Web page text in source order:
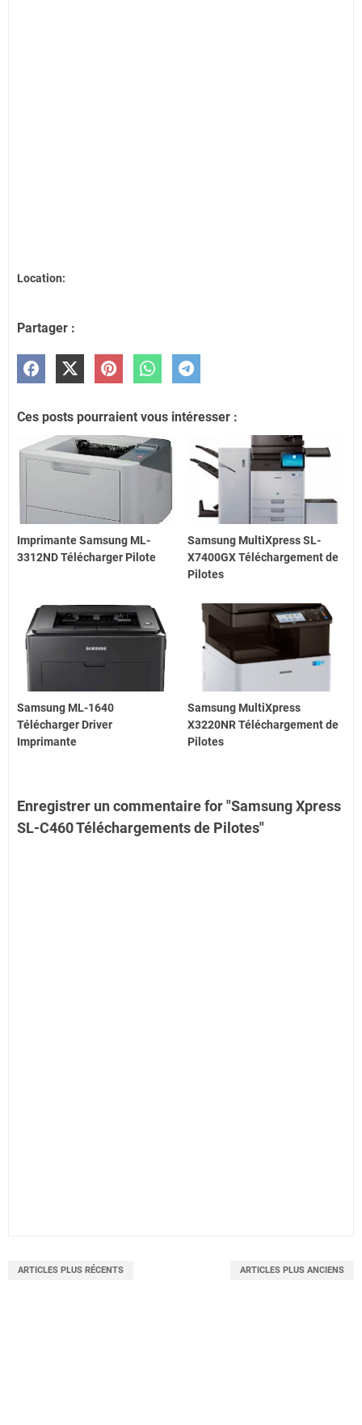
Location:
Partager :
Ces posts pourraient vous intéresser :
Imprimante Samsung ML-
3312ND Télécharger Pilote
Samsung MultiXpress SL-
X7400GX Téléchargement de
Pilotes
Samsung ML-1640
Télécharger Driver
Imprimante
Samsung MultiXpress
X3220NR Téléchargement de
Pilotes
Enregistrer un commentaire for "Samsung Xpress
SL-C460 Téléchargements de Pilotes"
ARTICLES PLUS RÉCENTS ARTICLES PLUS ANCIENS